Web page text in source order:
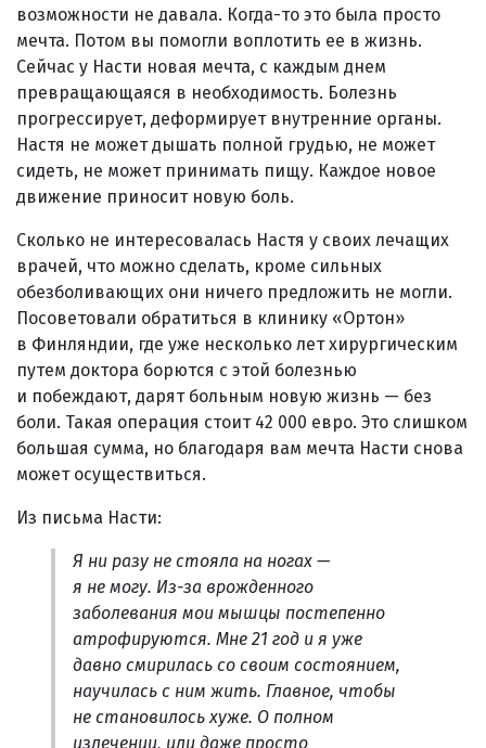
возможности не давала. Когда-то это была просто
мечта. Потом вы помогли воплотить ее в жизнь.
Сейчас у Насти новая мечта, с каждым днем
превращающаяся в необходимость. Болезнь
прогрессирует, деформирует внутренние органы.
Настя не может дышать полной грудью, не может
сидеть, не может принимать пищу. Каждое новое
движение приносит новую боль.
Сколько не интересовалась Настя у своих лечащих
врачей, что можно сделать, кроме сильных
обезболивающих они ничего предложить не могли.
Посоветовали обратиться в клинику «Ортон»
в Финляндии, где уже несколько лет хирургическим
путем доктора борются с этой болезнью
и побеждают, дарят больным новую жизнь — без
боли. Такая операция стоит 42 000 евро. Это слишком
большая сумма, но благодаря вам мечта Насти снова
может осуществиться.
Из письма Насти:
Я ни разу не стояла на ногах —
я не могу. Из-за врожденного
заболевания мои мышцы постепенно
атрофируются. Мне 21 год и я уже
давно смирилась со своим состоянием,
научилась с ним жить. Главное, чтобы
не становилось хуже. О полном
излечении, или даже просто